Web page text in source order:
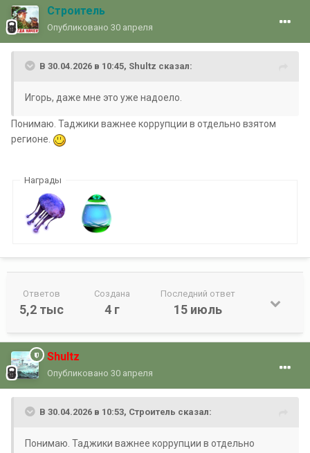
Строитель
Опубликовано 30 апреля
В 30.04.2026 в 10:45, Shultz сказал:
Игорь, даже мне это уже надоело.
Понимаю. Таджики важнее коррупции в отдельно взятом
регионе.
Награды
Ответов
5,2 тыс
Создана
4 г
Последний ответ
15 июль
Shultz
Опубликовано 30 апреля
В 30.04.2026 в 10:53, Строитель сказал:
Понимаю. Таджики важнее коррупции в отдельно